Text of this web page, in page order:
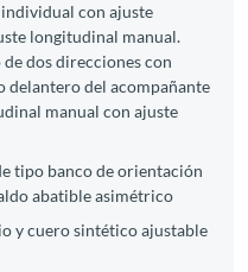
con ajuste
longitudinal manual.
dos direcciones con
delantero del acompañante
manual con ajuste
tipo banco de orientación
abatible asimétrico
y cuero sintético ajustable